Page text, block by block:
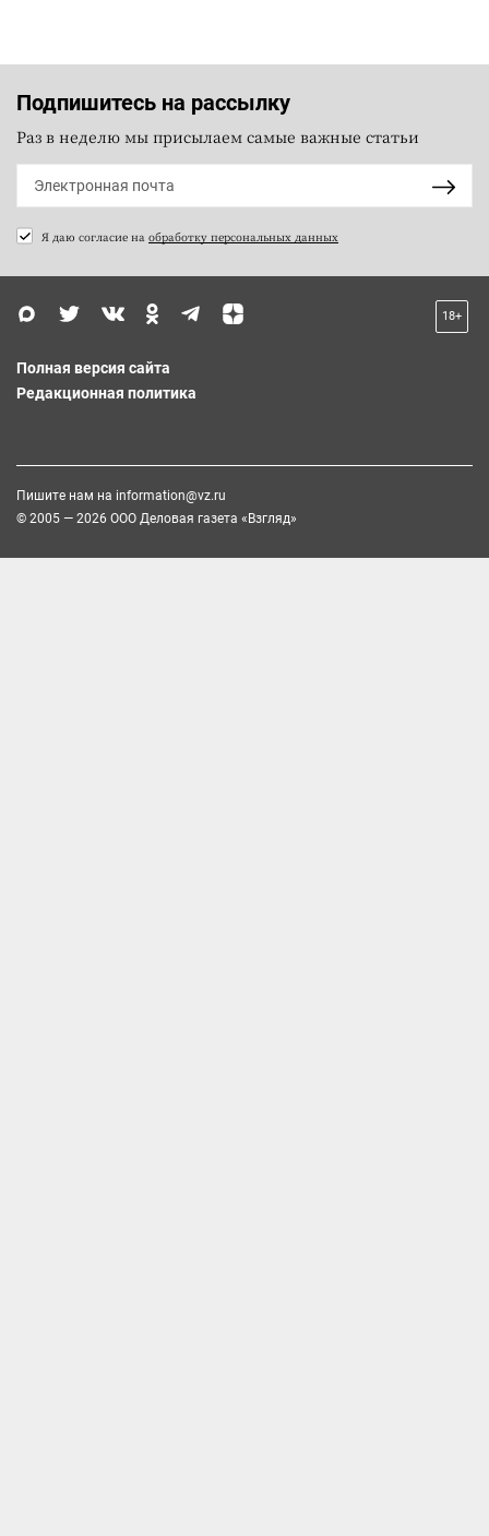
Подпишитесь на рассылку
Раз в неделю мы присылаем самые важные статьи
Я даю согласие на обработку персональных данных
18+
Полная версия сайта
Редакционная политика
Пишите нам на information@vz.ru
© 2005 — 2026 ООО Деловая газета «Взгляд»